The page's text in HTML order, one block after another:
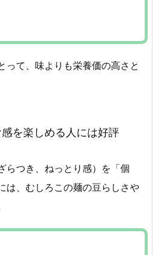
って、味よりも栄養価の高さと
を楽しめる人には好評
らつき、ねっとり感）を「個
は、むしろこの麺の豆らしさや